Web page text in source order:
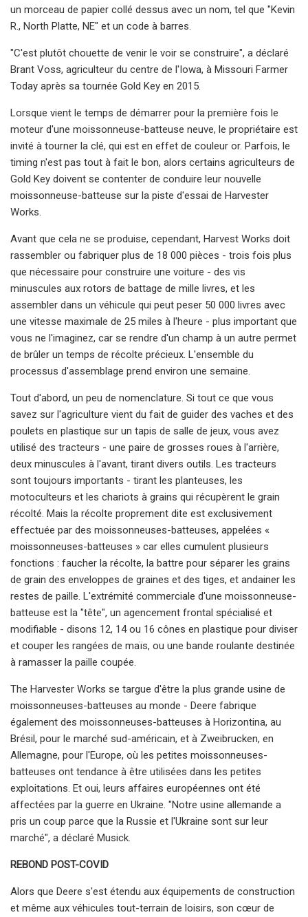
un morceau de papier collé dessus avec un nom, tel que "Kevin
R., North Platte, NE" et un code à barres.
"C'est plutôt chouette de venir le voir se construire", a déclaré
Brant Voss, agriculteur du centre de l'Iowa, à Missouri Farmer
Today après sa tournée Gold Key en 2015.
Lorsque vient le temps de démarrer pour la première fois le
moteur d'une moissonneuse-batteuse neuve, le propriétaire est
invité à tourner la clé, qui est en effet de couleur or. Parfois, le
timing n'est pas tout à fait le bon, alors certains agriculteurs de
Gold Key doivent se contenter de conduire leur nouvelle
moissonneuse-batteuse sur la piste d'essai de Harvester
Works.
Avant que cela ne se produise, cependant, Harvest Works doit
rassembler ou fabriquer plus de 18 000 pièces - trois fois plus
que nécessaire pour construire une voiture - des vis
minuscules aux rotors de battage de mille livres, et les
assembler dans un véhicule qui peut peser 50 000 livres avec
une vitesse maximale de 25 miles à l'heure - plus important que
vous ne l'imaginez, car se rendre d'un champ à un autre permet
de brûler un temps de récolte précieux. L'ensemble du
processus d'assemblage prend environ une semaine.
Tout d'abord, un peu de nomenclature. Si tout ce que vous
savez sur l'agriculture vient du fait de guider des vaches et des
poulets en plastique sur un tapis de salle de jeux, vous avez
utilisé des tracteurs - une paire de grosses roues à l'arrière,
deux minuscules à l'avant, tirant divers outils. Les tracteurs
sont toujours importants - tirant les planteuses, les
motoculteurs et les chariots à grains qui récupèrent le grain
récolté. Mais la récolte proprement dite est exclusivement
effectuée par des moissonneuses-batteuses, appelées «
moissonneuses-batteuses » car elles cumulent plusieurs
fonctions : faucher la récolte, la battre pour séparer les grains
de grain des enveloppes de graines et des tiges, et andainer les
restes de paille. L'extrémité commerciale d'une moissonneuse-
batteuse est la "tête", un agencement frontal spécialisé et
modifiable - disons 12, 14 ou 16 cônes en plastique pour diviser
et couper les rangées de maïs, ou une bande roulante destinée
à ramasser la paille coupée.
The Harvester Works se targue d'être la plus grande usine de
moissonneuses-batteuses au monde - Deere fabrique
également des moissonneuses-batteuses à Horizontina, au
Brésil, pour le marché sud-américain, et à Zweibrucken, en
Allemagne, pour l'Europe, où les petites moissonneuses-
batteuses ont tendance à être utilisées dans les petites
exploitations. Et oui, leurs affaires européennes ont été
affectées par la guerre en Ukraine. "Notre usine allemande a
pris un coup parce que la Russie et l'Ukraine sont sur leur
marché", a déclaré Musick.
REBOND POST-COVID
Alors que Deere s'est étendu aux équipements de construction
et même aux véhicules tout-terrain de loisirs, son cœur de